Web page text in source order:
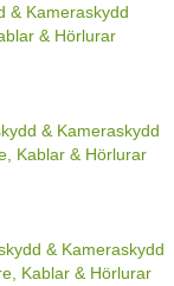
& Kameraskydd
& Hörlurar
& Kameraskydd
Kablar & Hörlurar
& Kameraskydd
Kablar & Hörlurar